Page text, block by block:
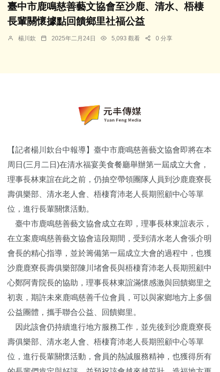
臺中市鹿鳴慈善藝文協會至沙鹿、清水、梧棲
長輩關懷據點回饋鄉里社福公益
楊川欽 2025年二月24日 5,093 觀看 0 分享
【記者楊川欽台中報導】臺中市鹿鳴慈善藝文協會即將在本
周日(三月二日)在清水福宴美食餐廳舉辦第一屆成立大會，
理事長林東誼在此之前，仍抽空帶領團隊人員到沙鹿鹿寮長
壽俱樂部、清水老人會、梧棲育沛老人長期照顧中心等單
位，進行長輩關懷活動。
臺中市鹿鳴慈善藝文協會成立在即，理事長林東誼表示，
在立案鹿鳴慈善藝文協會這段期間，受到清水老人會張介明
會長的精心指導，並於籌備第一屆成立大會的過程中，也獲
沙鹿鹿寮長壽俱樂部陳川堵會長與梧棲育沛老人長期照顧中
心鄭阿青院長的協助，理事長林東誼滿懷感激與回饋鄉里之
初衷，期許未來鹿鳴慈善千位會員，可以與家鄉地方上多個
公益團體，攜手聯合公益、回饋鄉里。
因此該會仍持續進行地方服務工作，並先後到沙鹿鹿寮長
壽俱樂部、清水老人會、梧棲育沛老人長期照顧中心等單
位，進行長輩關懷活動，會員的熱誠服務精神，也獲得所有